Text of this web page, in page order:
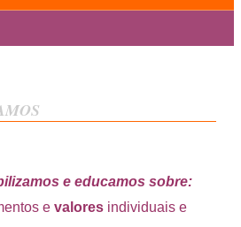
e educamos sobre:
e valores individuais e